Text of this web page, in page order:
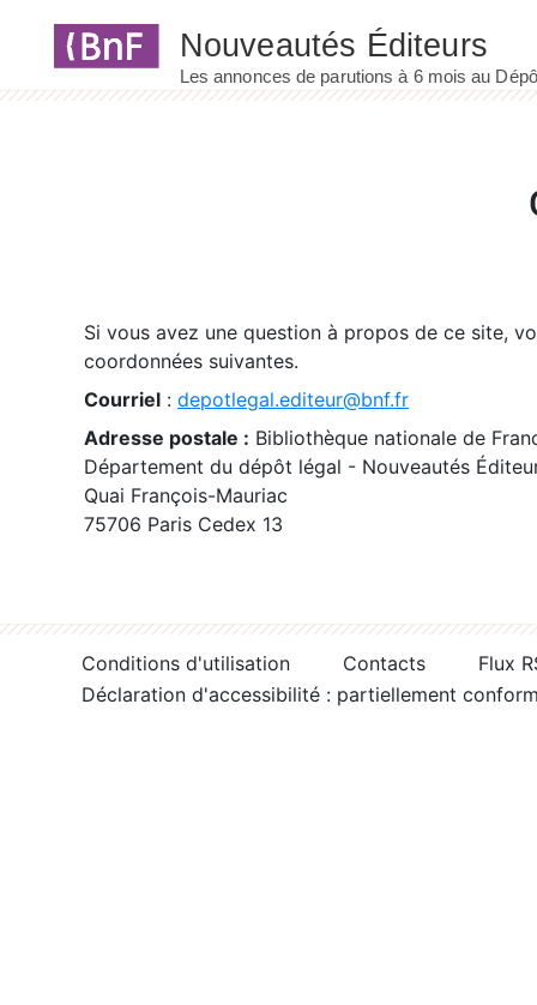
Si vous avez une question à propos de ce site,
coordonnées suivantes.
Courriel : depotlegal.editeur@bnf.fr
Adresse postale : Bibliothèque nationale de
Département du dépôt légal - Nouveautés
Quai François-Mauriac
75706 Paris Cedex 13
Conditions d'utilisation Contacts
Flux
Déclaration d'accessibilité : partiellement